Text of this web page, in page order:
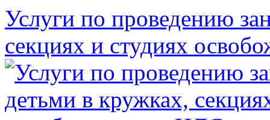
Услуги по проведению
секциях и студиях